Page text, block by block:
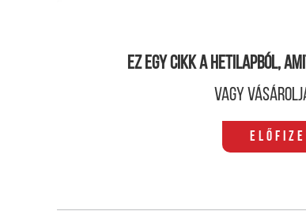
Ez egy cikk a hetilapból,
Vagy